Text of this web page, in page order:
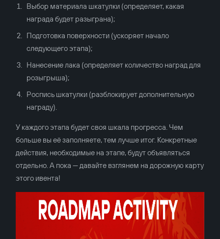
Выбор материала шкатулки (определяет, какая
награда будет разыграна);
Подготовка поверхности (ускоряет начало
следующего этапа);
Нанесение лака (определяет количество наград для
розыгрыша);
Роспись шкатулки (разблокирует дополнительную
награду).
У каждого этапа будет своя шкала прогресса. Чем
больше вы её заполняете, тем лучше итог. Конкретные
действия, необходимые на этапе, будут объявляться
отдельно. А пока — давайте взглянем на дорожную карту
этого ивента!